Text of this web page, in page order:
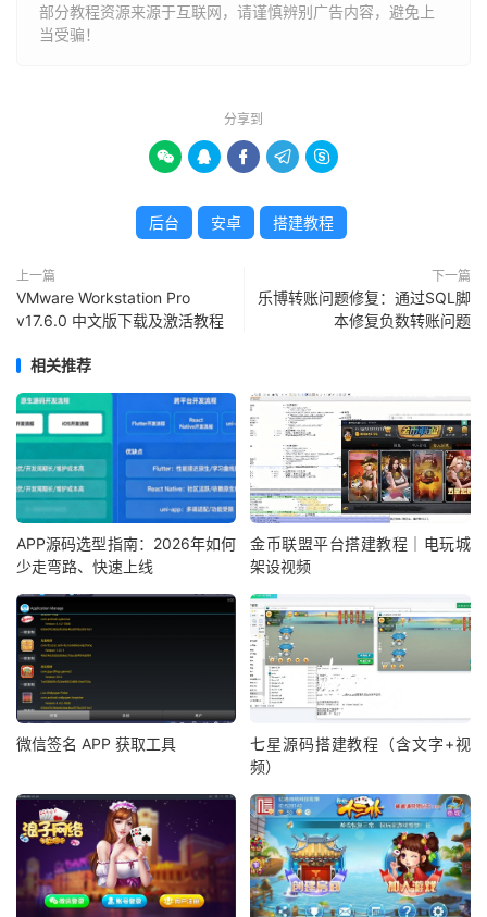
部分教程资源来源于互联网，请谨慎辨别广告内容，避免上
当受骗！
分享到
    
后台 安卓 搭建教程
上一篇
VMware Workstation Pro
v17.6.0 中文版下载及激活教程
下一篇
乐博转账问题修复：通过SQL脚
本修复负数转账问题
相关推荐
APP源码选型指南：2026年如何
少走弯路、快速上线
金币联盟平台搭建教程｜电玩城
架设视频
微信签名 APP 获取工具
七星源码搭建教程（含文字+视
频）